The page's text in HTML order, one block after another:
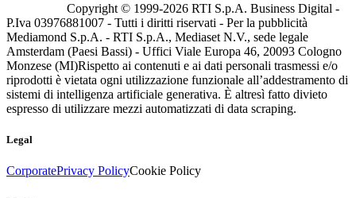
Copyright © 1999-2026 RTI S.p.A. Business Digital -
P.Iva 03976881007 - Tutti i diritti riservati - Per la pubblicità
Mediamond S.p.A. - RTI S.p.A., Mediaset N.V., sede legale
Amsterdam (Paesi Bassi) - Uffici Viale Europa 46, 20093 Cologno
Monzese (MI)Rispetto ai contenuti e ai dati personali trasmessi e/o
riprodotti è vietata ogni utilizzazione funzionale all’addestramento di
sistemi di intelligenza artificiale generativa. È altresì fatto divieto
espresso di utilizzare mezzi automatizzati di data scraping.
Legal
CorporatePrivacy PolicyCookie Policy